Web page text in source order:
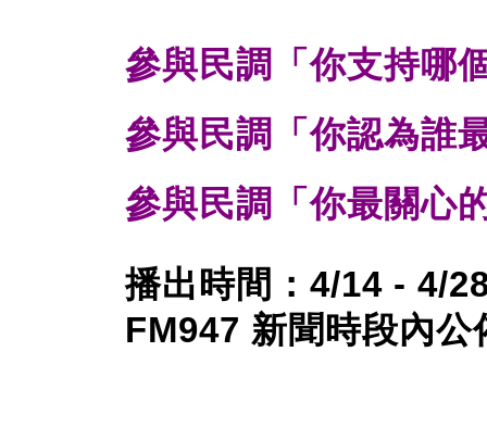
參與民調「你支持哪
參與民調「你認為誰
參與民調「你最關心
播出時間：4/14 - 4/
FM947 新聞時段內公